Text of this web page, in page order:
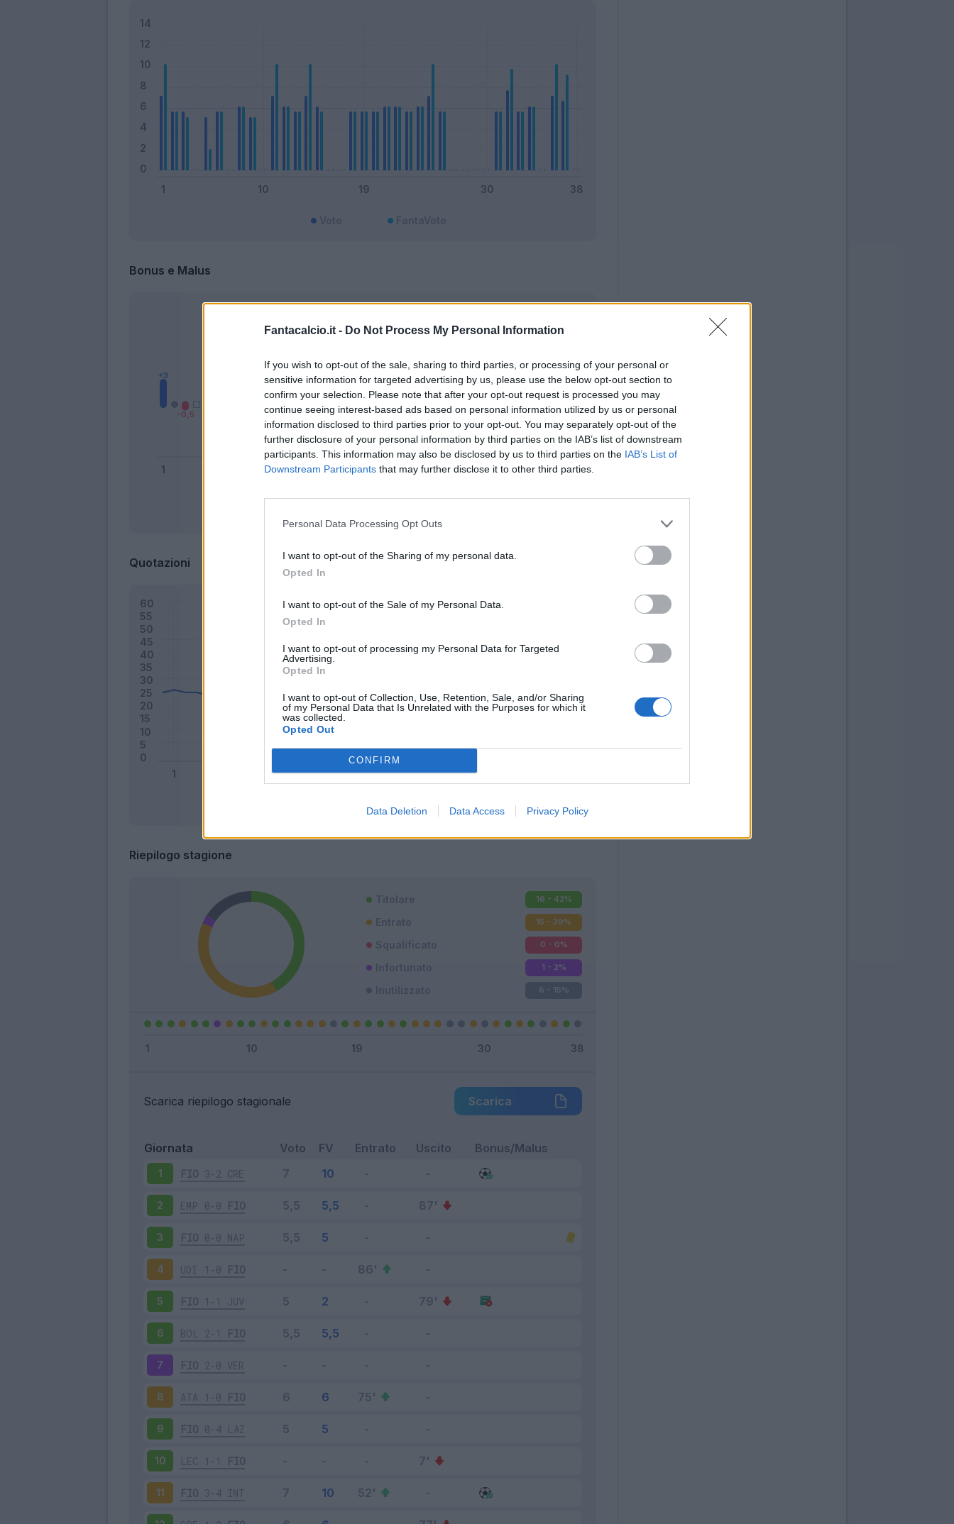
Fantacalcio.it - Do Not Process My Personal Information
If you wish to opt-out of the sale, sharing to third parties, or processing of your personal or
sensitive information for targeted advertising by us, please use the below opt-out section to
confirm your selection. Please note that after your opt-out request is processed you may
continue seeing interest-based ads based on personal information utilized by us or personal
information disclosed to third parties prior to your opt-out. You may separately opt-out of the
further disclosure of your personal information by third parties on the IAB’s list of downstream
participants. This information may also be disclosed by us to third parties on the IAB’s List of
Downstream Participants that may further disclose it to other third parties.
Personal Data Processing Opt Outs
I want to opt-out of the Sharing of my personal data.
Opted In
I want to opt-out of the Sale of my Personal Data.
Opted In
I want to opt-out of processing my Personal Data for Targeted
Advertising.
Opted In
I want to opt-out of Collection, Use, Retention, Sale, and/or Sharing
of my Personal Data that Is Unrelated with the Purposes for which it
was collected.
Opted Out
CONFIRM
Data Deletion Data Access Privacy Policy
Bonus e Malus
Quotazioni
Mantra
Riepilogo stagione
Titolare 16 - 42%
Entrato 15 - 39%
Squalificato 0 - 0%
Infortunato 1 - 2%
6 - 15%
Scarica riepilogo stagionale Scarica
Giornata Voto FV Entrato Uscito Bonus/Malus
1 FIO 3-2 CRE
2 EMP 0-0 FIO
3 FIO 0-0 NAP
4 UDI 1-0 FIO
5 FIO 1-1 JUV
6 BOL 2-1 FIO
7 FIO 2-0 VER
8 ATA 1-0 FIO
9 FIO 0-4 LAZ
10 LEC 1-1 FIO
11 FIO 3-4 INT